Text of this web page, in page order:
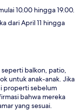
10.00 hingga 19.00.
dari April 11 hingga
balkon, patio,
untuk anak-anak. Jika
properti sebelum
bahwa mereka
yang sesuai.